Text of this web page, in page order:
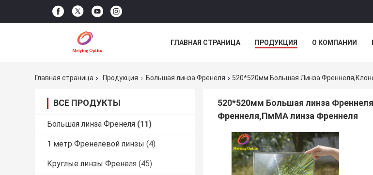
ГЛАВНАЯ СТРАНИЦА ПРОДУКЦИЯ О КОМПАНИИ
Главная страница
Продукция Большая линза Френеля 520*520мм Большая Линза
ВСЕ ПРОДУКТЫ
Большая линза Френеля (11)
1 метр Френелевой линзы (4)
Круглые линзы Френеля (45)
520*520мм Большая линза
Френнеля,ПмМА линза Френнеля